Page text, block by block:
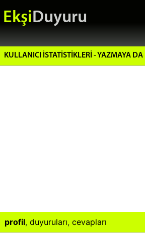
EkşiDuyuru
profil, duyuruları, cevapları